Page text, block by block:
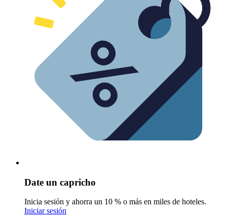
Date un capricho
Inicia sesión y ahorra un 10 % o más en miles de hoteles.
Iniciar sesión